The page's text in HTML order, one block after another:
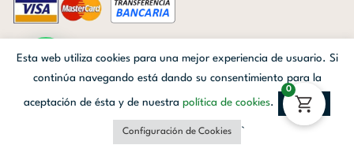
Mercanet © 2026.| Diseñado porAvanzada Digital| Webmaster
Facebook Linkedin Instagram
Esta web utiliza cookies para una mejor experiencia de usuario. Si
continúa navegando está dando su consentimiento para la
aceptación de ésta y de nuestra política de cookies. Aceptar
Configuración de Cookies `
0